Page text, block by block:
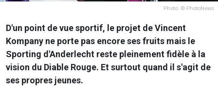
Photo: © PhotoNews
D'un point de vue sportif, le projet de Vincent
Kompany ne porte pas encore ses fruits mais le
Sporting d'Anderlecht reste pleinement fidèle à la
vision du Diable Rouge. Et surtout quand il s'agit de
ses propres jeunes.